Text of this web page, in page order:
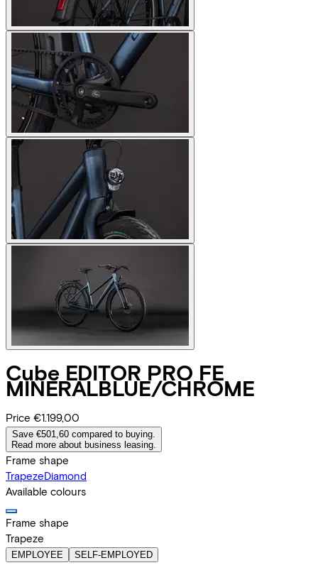
Cube EDITOR PRO FE
MINERALBLUE/CHROME
Price €1.199,00
Save €501,60 compared to buying.
Read more about business leasing.
Frame shape
TrapezeDiamond
Available colours
Frame shape
Trapeze
EMPLOYEE SELF-EMPLOYED